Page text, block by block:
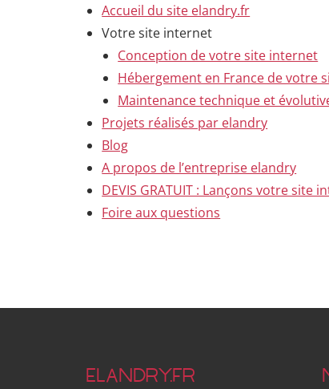
Accueil du site elandry.fr
Votre site internet
Conception de votre site internet
Hébergement en France de votre
Maintenance technique et
Projets réalisés par elandry
Blog
A propos de l’entreprise elandry
DEVIS GRATUIT : Lançons votre site
Foire aux questions
ELANDRY.FR